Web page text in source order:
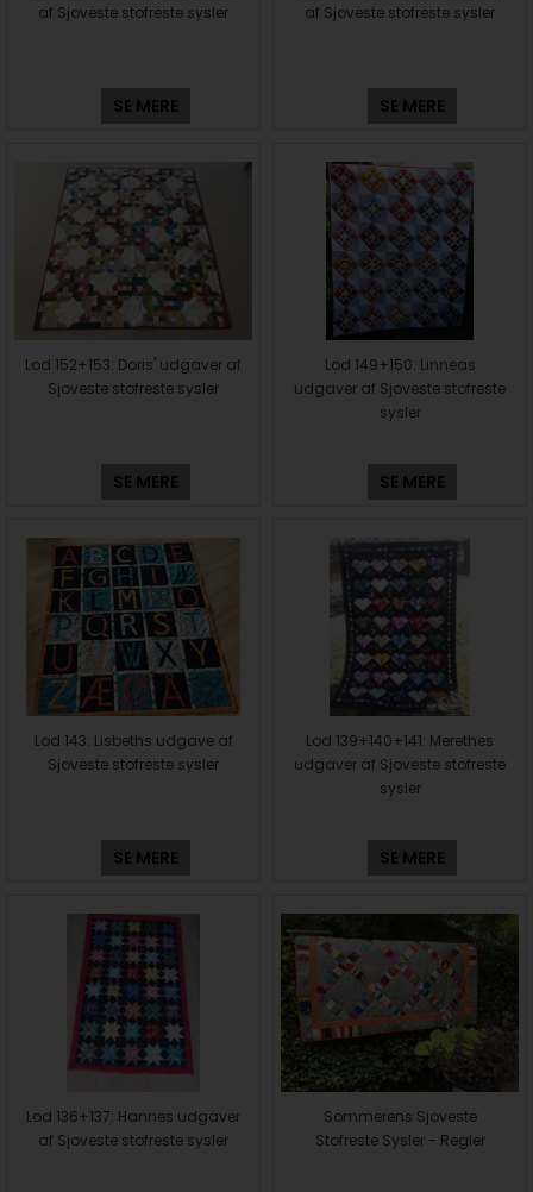
af Sjoveste stofreste sysler
SE MERE
af Sjoveste stofreste sysler
SE MERE
Lod 152+153: Doris' udgaver af
Sjoveste stofreste sysler
SE MERE
Lod 149+150: Linneas
udgaver af Sjoveste stofreste
sysler
SE MERE
Lod 143: Lisbeths udgave af
Sjoveste stofreste sysler
SE MERE
Lod 139+140+141: Merethes
udgaver af Sjoveste stofreste
sysler
SE MERE
Lod 136+137: Hannes udgaver
af Sjoveste stofreste sysler
Sommerens Sjoveste
Stofreste Sysler - Regler